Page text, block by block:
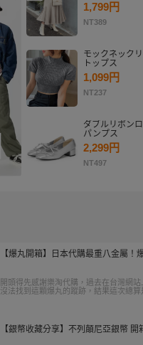
1,799円
NT389
モックネック
トップス
1,099円
NT237
ダブルリボン
パンプス
2,299円
NT497
【爆丸開箱】日本代購最重八金屬！
開頭得先感謝樂淘代購，過去在台灣網
沒法找到這顆爆丸的蹤跡，結果這次總算
【銀幣收藏分享】不列顛尼亞銀幣 開